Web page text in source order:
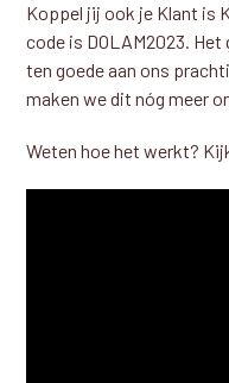
Koppel jij ook je Klant is
code is DOLAM2023.
ten goede aan ons
maken we dit nóg meer
Weten hoe het werkt?